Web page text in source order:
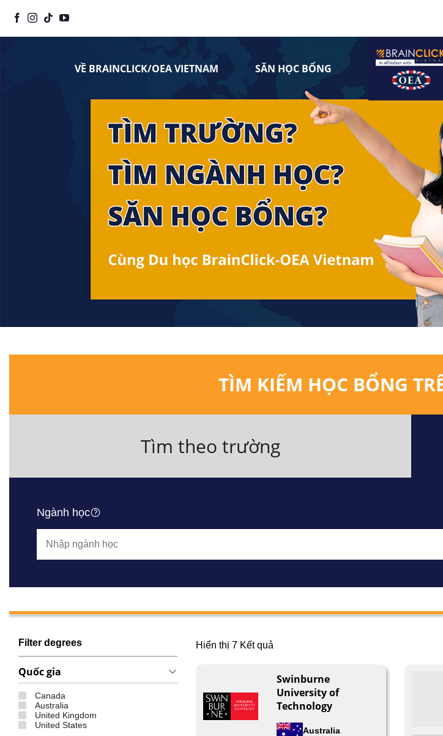
đến
nội
VỀ BRAINCLICK/OEA VIETNAM SĂN HỌC BỔNG
TÌM KIẾM HỌC BỔNG
Tìm theo trường
Ngành học
Filter degrees
Quốc gia
Canada
Australia
United Kingdom
United States
Hiển thị 7Kết quả
Swinburne
University of
Technology
Australia